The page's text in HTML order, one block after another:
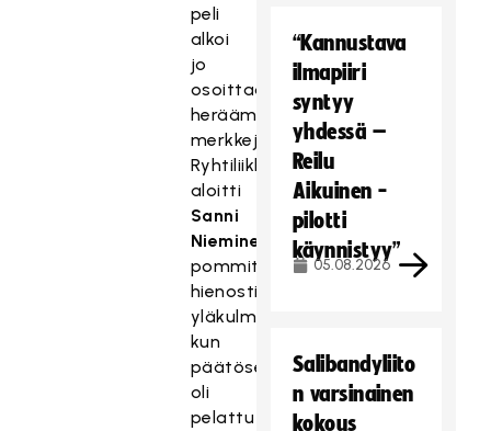
peli
alkoi
jo
osoittaa
heräämisen
merkkejä.
Ryhtiliikkeen
aloitti
Sanni
Nieminen
pommittamalla
hienosti
yläkulmaan,
kun
päätöserää
oli
pelattu
“Kannustava
ilmapiiri
syntyy
yhdessä –
Reilu
Aikuinen -
pilotti
käynnistyy”
05.08.2026
Salibandyliito
n varsinainen
kokous